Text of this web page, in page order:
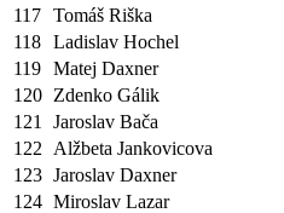
117 Tomáš Riška
118 Ladislav Hochel
119 Matej Daxner
120 Zdenko Gálik
121
Jaroslav Bača
122
Alžbeta Jankovicova
123 Jaroslav Daxner
124 Miroslav Lazar